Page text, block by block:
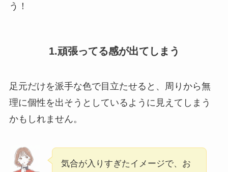
う！
1.頑張ってる感が出てしまう
足元だけを派手な色で目立たせると、周りから無
理に個性を出そうとしているように見えてしまう
かもしれません。
気合が入りすぎたイメージで、お